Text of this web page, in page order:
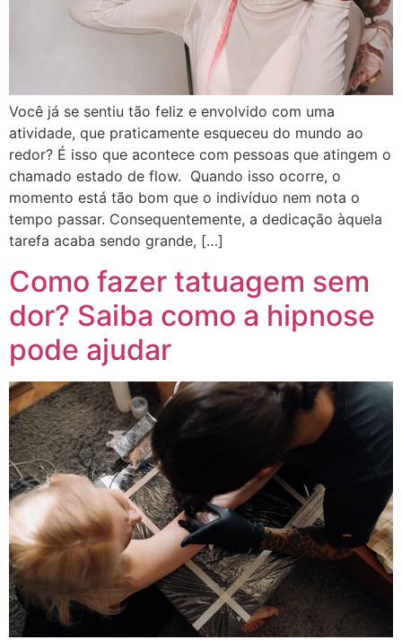
Você já se sentiu tão feliz e envolvido com uma
atividade, que praticamente esqueceu do mundo ao
redor? É isso que acontece com pessoas que atingem o
chamado estado de flow. Quando isso ocorre, o
momento está tão bom que o indivíduo nem nota o
tempo passar. Consequentemente, a dedicação àquela
tarefa acaba sendo grande, […]
Como fazer tatuagem sem
dor? Saiba como a hipnose
pode ajudar